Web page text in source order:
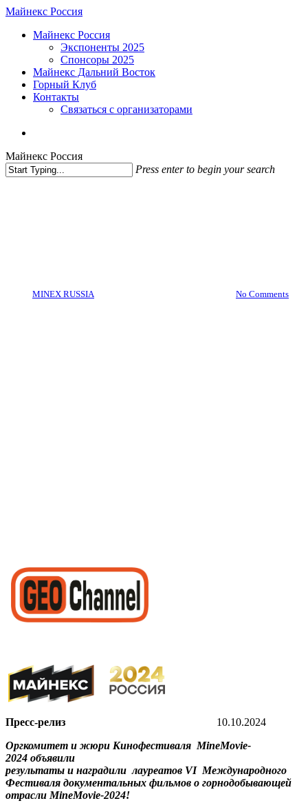
Skip
main
Майнекс Россия
Menu
Майнекс Россия
Экспоненты 2025
Спонсоры 2025
Майнекс Дальний Восток
Горный Клуб
Контакты
Связаться с организаторами
Майнекс Россия
Press enter to begin your search
MINEX RUSSIA No Comments
Пресс-релиз
10.10.2024
Оргкомитет и жюри Кинофестиваля MineMovie-
2024 объявили
результаты и наградили лауреатов VI Международного
Фестиваля документальных фильмов о горнодобывающей
отрасли MineMovie-2024!